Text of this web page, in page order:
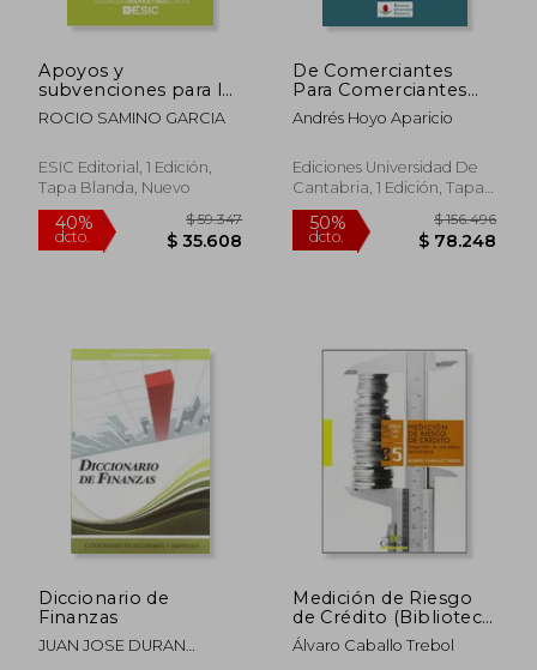
dcto.
$ 24.550
$ 22.095
10%
Apoyos y
subvenciones para la
empresa (Curso ESIC
de emprendimiento y
ABC)
ROCIO SAMINO GARCIA
ESIC Editorial, 1 Edición,
Tapa Blanda, Nuevo
De Comerciantes
Para Comerciantes
(Ciencias Sociales)
Andrés Hoyo Aparicio
Ediciones Universidad De
Cantabria, 1 Edición, Tapa
Blanda, Nuevo
Diccionario de
Finanzas
JUAN JOSE DURAN
Medición de Riesgo
de Crédito (Biblioteca
Comillas, Economía)
Álvaro Caballo Trebol